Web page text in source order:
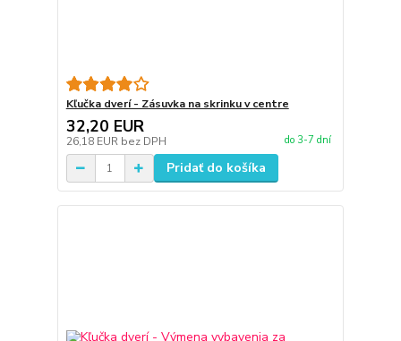
Kľučka dverí - Zásuvka na skrinku v centre
32,20 EUR
26,18 EUR bez DPH do 3-7 dní
Pridať do košíka